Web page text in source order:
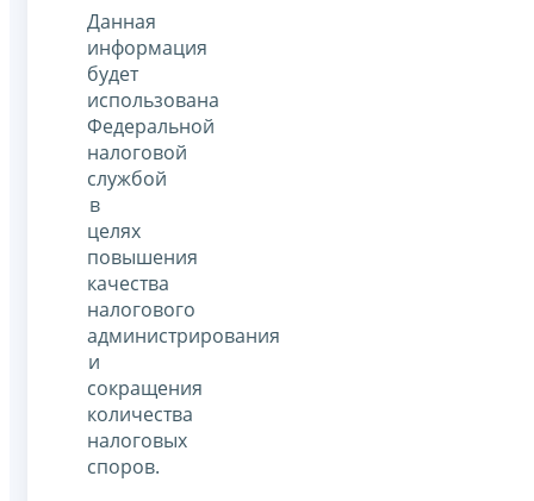
Данная
информация
будет
использована
Федеральной
налоговой
службой
в
целях
повышения
качества
налогового
администрирования
и
сокращения
количества
налоговых
споров.